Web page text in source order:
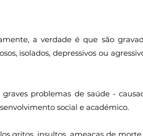
a verdade é que são
isolados, depressivos ou
problemas de saúde -
social e académico.